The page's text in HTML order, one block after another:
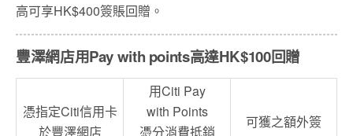
高可享HK$400簽賬回贈。
豐澤網店用Pay with points高達HK$100回贈
憑指定Citi信用卡
於豐澤網店
用Citi Pay
with Points
憑分消費抵銷
可獲之額外簽